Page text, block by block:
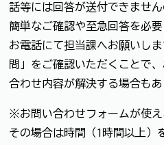
話等には回答が送付できませ
簡単なご確認や至急回答を必
お電話にて担当課へお願いし
問」をご確認いただくことで
合わせ内容が解決する場合もあ
※お問い合わせフォームが使え
その場合は時間（1時間以上）